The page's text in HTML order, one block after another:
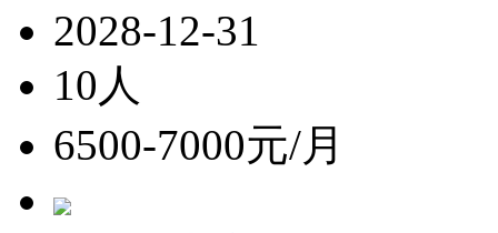
2028-12-31
10人
6500-7000元/月